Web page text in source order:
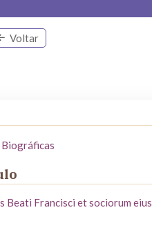
Voltar
Biográficas
Beati Francisci et sociorum eius